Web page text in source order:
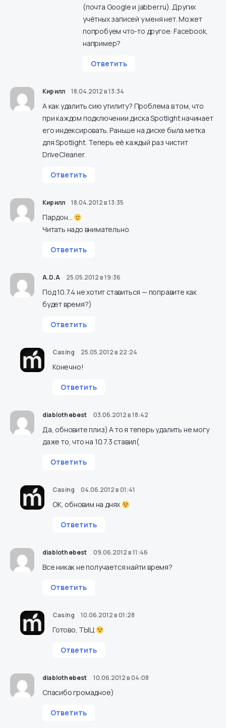
(почта Google и jabber.ru). Других
учётных записей у меня нет. Может
попробуем что-то другое: Facebook,
например?
Ответить
Кирилл 18.04.2012 в 13:34
А как удалить сию утилиту? Проблема в том, что
при каждом подключении диска Spotlight начинает
его индексировать. Раньше на диске была метка
для Spotlight. Теперь её каждый раз чистит
DriveCleaner.
Ответить
Кирилл 18.04.2012 в 13:35
Пардон…
Читать надо внимательно.
Ответить
A.D.A 25.05.2012 в 19:36
Под 10.7.4 не хотит ставиться — поправите как
будет время?)
Ответить
Casing 25.05.2012 в 22:24
Конечно!
Ответить
diablothebest 03.06.2012 в 18:42
Да, обновите плиз) А то я теперь удалить не могу
даже то, что на 10.7.3 ставил(
Ответить
Casing 04.06.2012 в 01:41
ОК, обновим на днях
Ответить
diablothebest 09.06.2012 в 11:46
Все никак не получается найти время?
Ответить
Casing 10.06.2012 в 01:28
Готово, ТЫЦ
Ответить
diablothebest 10.06.2012 в 04:08
Спасибо громадное)
Ответить